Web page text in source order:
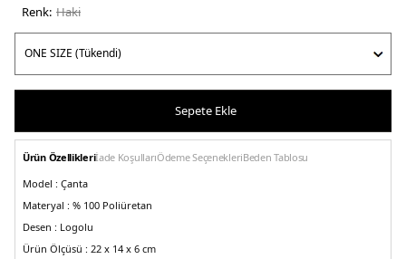
Renk: haki̇
Sepete Ekle
Ürün Özellikleriİade KoşullarıÖdeme SeçenekleriBeden Tablosu
Model : Çanta
Materyal : % 100 Poliüretan
Desen : Logolu
Ürün Ölçüsü : 22 x 14 x 6 cm